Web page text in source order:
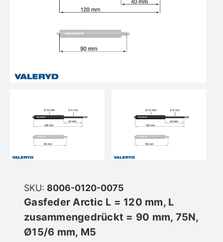
SKU: 8006-0120-0075
Gasfeder Arctic L = 120 mm, L
zusammengedrückt = 90 mm, 75N,
Ø15/6 mm, M5